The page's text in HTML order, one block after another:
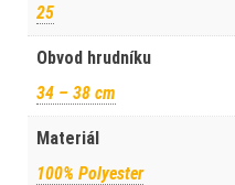
25
Obvod hrudníku
34 – 38 cm
Materiál
100% Polyester